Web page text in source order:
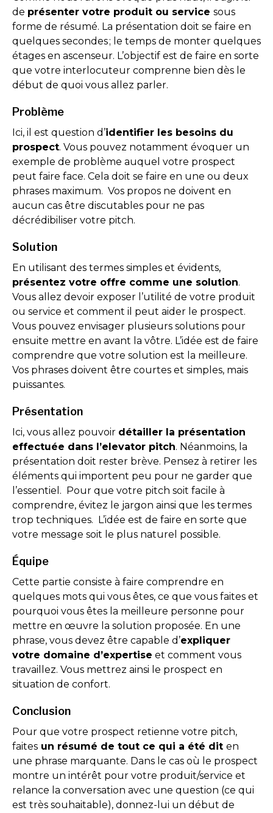
de présenter votre produit ou service sous
forme de résumé. La présentation doit se faire en
quelques secondes ; le temps de monter quelques
étages en ascenseur. L’objectif est de faire en sorte
que votre interlocuteur comprenne bien dès le
début de quoi vous allez parler.
Problème
Ici, il est question d’identifier les besoins du
prospect. Vous pouvez notamment évoquer un
exemple de problème auquel votre prospect
peut faire face. Cela doit se faire en une ou deux
phrases maximum. Vos propos ne doivent en
aucun cas être discutables pour ne pas
décrédibiliser votre pitch.
Solution
En utilisant des termes simples et évidents,
présentez votre offre comme une solution.
Vous allez devoir exposer l’utilité de votre produit
ou service et comment il peut aider le prospect.
Vous pouvez envisager plusieurs solutions pour
ensuite mettre en avant la vôtre. L’idée est de faire
comprendre que votre solution est la meilleure.
Vos phrases doivent être courtes et simples, mais
puissantes.
Présentation
Ici, vous allez pouvoir détailler la présentation
effectuée dans l’elevator pitch. Néanmoins, la
présentation doit rester brève. Pensez à retirer les
éléments qui importent peu pour ne garder que
l’essentiel. Pour que votre pitch soit facile à
comprendre, évitez le jargon ainsi que les termes
trop techniques. L’idée est de faire en sorte que
votre message soit le plus naturel possible.
Équipe
Cette partie consiste à faire comprendre en
quelques mots qui vous êtes, ce que vous faites et
pourquoi vous êtes la meilleure personne pour
mettre en œuvre la solution proposée. En une
phrase, vous devez être capable d’expliquer
votre domaine d’expertise et comment vous
travaillez. Vous mettrez ainsi le prospect en
situation de confort.
Conclusion
Pour que votre prospect retienne votre pitch,
faites un résumé de tout ce qui a été dit en
une phrase marquante. Dans le cas où le prospect
montre un intérêt pour votre produit/service et
relance la conversation avec une question (ce qui
est très souhaitable), donnez-lui un début de